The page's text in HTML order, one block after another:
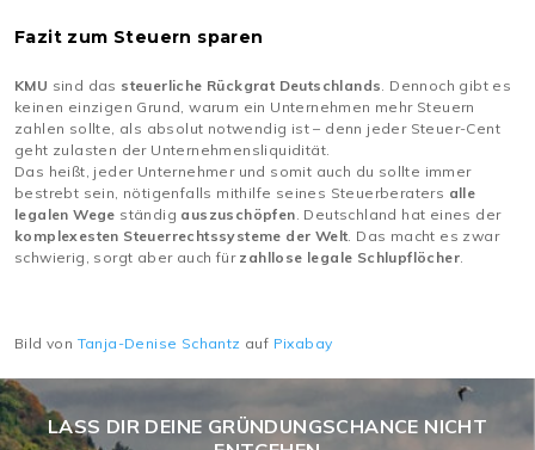
Fazit zum Steuern sparen
KMU sind das steuerliche Rückgrat Deutschlands . Dennoch gibt es
keinen einzigen Grund, warum ein Unternehmen mehr Steuern
zahlen sollte, als absolut notwendig ist – denn jeder Steuer-Cent
geht zulasten der Unternehmensliquidität.
Das heißt, jeder Unternehmer und somit auch du sollte immer
bestrebt sein, nötigenfalls mithilfe seines Steuerberaters alle
legalen Wege ständig auszuschöpfen . Deutschland hat eines der
komplexesten Steuerrechtssysteme der Welt . Das macht es zwar
schwierig, sorgt aber auch für zahllose legale Schlupflöcher
Bild von Tanja-Denise Schantz auf Pixabay
LASS DIR DEINE GRÜNDUNGSCHANCE NICHT